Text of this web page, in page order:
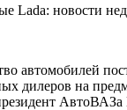
автомобилей
на